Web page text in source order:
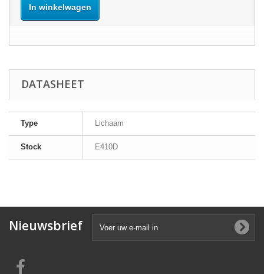
In winkelwagen
DATASHEET
Type Lichaam
Stock E410D
Nieuwsbrief